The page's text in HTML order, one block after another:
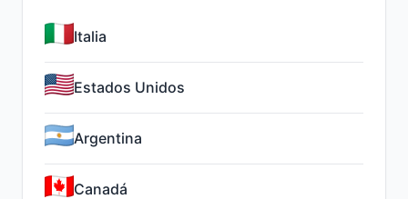
Italia
Estados Unidos
Argentina
Canadá